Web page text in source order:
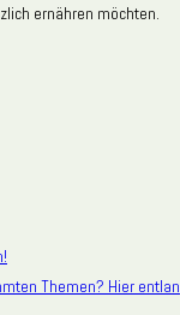
ernähren möchten.
Themen? Hier